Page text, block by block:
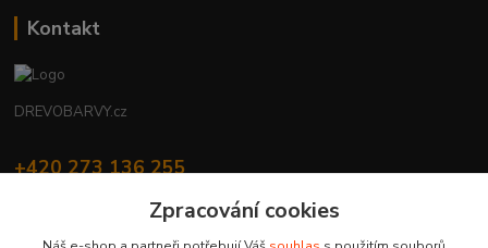
Kontakt
DREVOBARVY.cz
+420 273 136 255
Zpracování cookies